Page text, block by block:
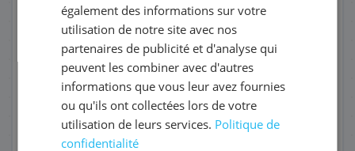
FRÉQUENCE
QUANTITÉ PAR LIVRAISON
DATE DE PREMIÈRE LIVRAISON SOUHAITÉE
également des informations sur votre
utilisation de notre site avec nos
partenaires de publicité et d'analyse qui
peuvent les combiner avec d'autres
informations que vous leur avez fournies
ou qu'ils ont collectées lors de votre
utilisation de leurs services. Politique de
confidentialité